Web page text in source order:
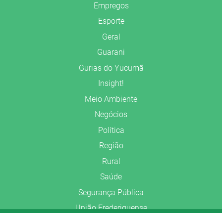
Empregos
Esporte
Geral
Guarani
Gurias do Yucumã
Insight!
Meio Ambiente
Negócios
Política
Região
Rural
Saúde
Segurança Pública
União Frederiquense